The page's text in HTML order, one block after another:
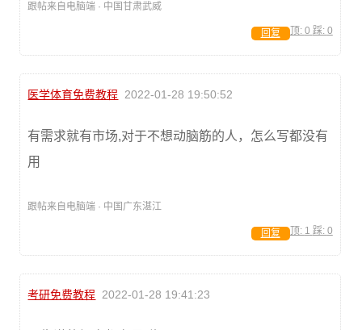
跟帖来自电脑端 · 中国甘肃武威
顶: 0 踩: 0
回复
医学体育免费教程 2022-01-28 19:50:52
有需求就有市场,对于不想动脑筋的人，怎么写都没有
用
跟帖来自电脑端 · 中国广东湛江
顶: 1 踩: 0
回复
考研免费教程 2022-01-28 19:41:23